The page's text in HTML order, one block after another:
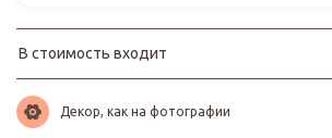
В стоимость входит
Декор, как на фотографии